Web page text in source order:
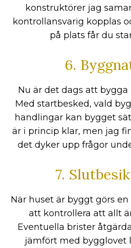
konstruktörer jag
kontrollansvarig kopplas
på plats får du
6.
Nu är det dags att bygga
Med startbesked, vald
handlingar kan bygget
är i princip klar, men jag
det dyker upp frågor
7.
När huset är byggt görs
att kontrollera att allt
Eventuella brister
jämfört med bygglovet